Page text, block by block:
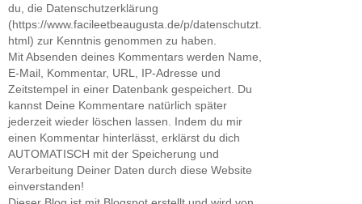
du, die Datenschutzerklärung
(https://www.facileetbeaugusta.de/p/datenschutzt.
html) zur Kenntnis genommen zu haben.
Mit Absenden deines Kommentars werden Name,
E-Mail, Kommentar, URL, IP-Adresse und
Zeitstempel in einer Datenbank gespeichert. Du
kannst Deine Kommentare natürlich später
jederzeit wieder löschen lassen. Indem du mir
einen Kommentar hinterlässt, erklärst du dich
AUTOMATISCH mit der Speicherung und
Verarbeitung Deiner Daten durch diese Website
einverstanden!